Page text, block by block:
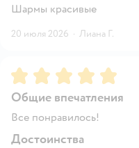
Шармы красивые
20 июля 2026 · Лиана Г.
Рейтинг:5
Общие впечатления
Все понравилось!
Достоинства